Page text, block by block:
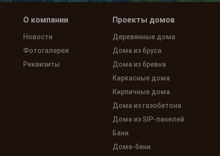
О компании
Новости
Фотогалерея
Реквизиты
Проекты домов
Деревянные дома
Дома из бруса
Дома из бревна
Каркасные дома
Кирпичные дома
Дома из газобетона
Дома из SIP-панелей
Бани
Дома-бани